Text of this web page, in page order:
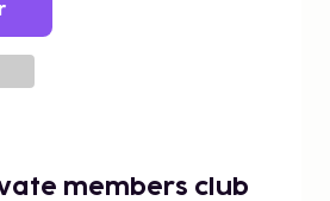
members club